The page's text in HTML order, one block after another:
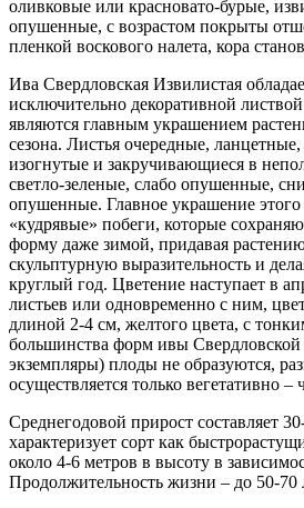
оливковые или красновато-бурые,
опушенные, с возрастом покрыты
пленкой воскового налета, кора
Ива Свердловская Извилистая
исключительно декоративной
являются главным украшением
сезона. Листья очередные,
изогнутые и закручивающиеся в
светло-зеленые, слабо опушенные,
опушенные. Главное украшение этого
«кудрявые» побеги, которые
форму даже зимой, придавая
скульптурную выразительность и
круглый год. Цветение наступает в
листьев или одновременно с ним,
длиной 2-4 см, желтого цвета, с
большинства форм ивы
экземпляры) плоды не образуются,
осуществляется только вегетативно –
Среднегодовой прирост составляет
характеризует сорт как
около 4-6 метров в высоту в
Продолжительность жизни – до 50-70